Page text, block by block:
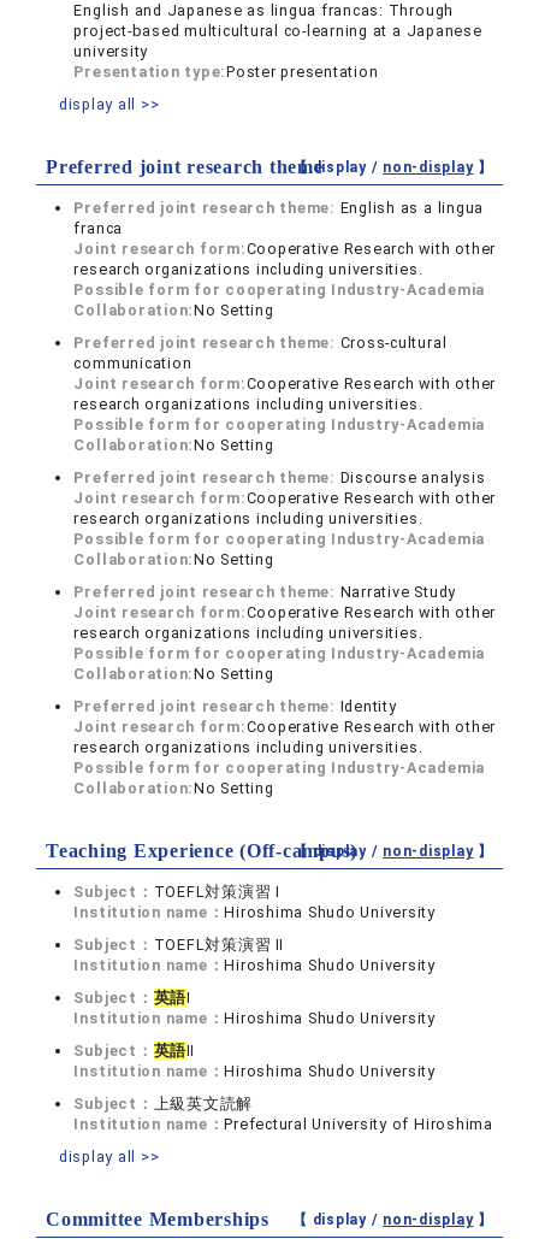
English and Japanese as lingua francas: Through
project-based multicultural co-learning at a Japanese
university
Presentation type:Poster presentation
display all >>
Preferred joint research theme【 display / non-display】
Preferred joint research theme: English as a lingua
franca
Joint research form:Cooperative Research with other
research organizations including universities.
Possible form for cooperating Industry-Academia
Collaboration:No Setting
Preferred joint research theme: Cross-cultural
communication
Joint research form:Cooperative Research with other
research organizations including universities.
Possible form for cooperating Industry-Academia
Collaboration:No Setting
Preferred joint research theme: Discourse analysis
Joint research form:Cooperative Research with other
research organizations including universities.
Possible form for cooperating Industry-Academia
Collaboration:No Setting
Preferred joint research theme: Narrative Study
Joint research form:Cooperative Research with other
research organizations including universities.
Possible form for cooperating Industry-Academia
Collaboration:No Setting
Preferred joint research theme: Identity
Joint research form:Cooperative Research with other
research organizations including universities.
Possible form for cooperating Industry-Academia
Collaboration:No Setting
Teaching Experience (Off-campus)
【 display / non-display】
Subject： TOEFL対策演習 Ⅰ
Institution name：Hiroshima Shudo University
Subject： TOEFL対策演習 Ⅱ
Institution name：Hiroshima Shudo University
Subject： 英語Ⅰ
Institution name：Hiroshima Shudo University
Subject： 英語Ⅱ
Institution name：Hiroshima Shudo University
Subject： 上級英文読解
Institution name：Prefectural University of Hiroshima
display all >>
Committee Memberships 【 display / non-display】